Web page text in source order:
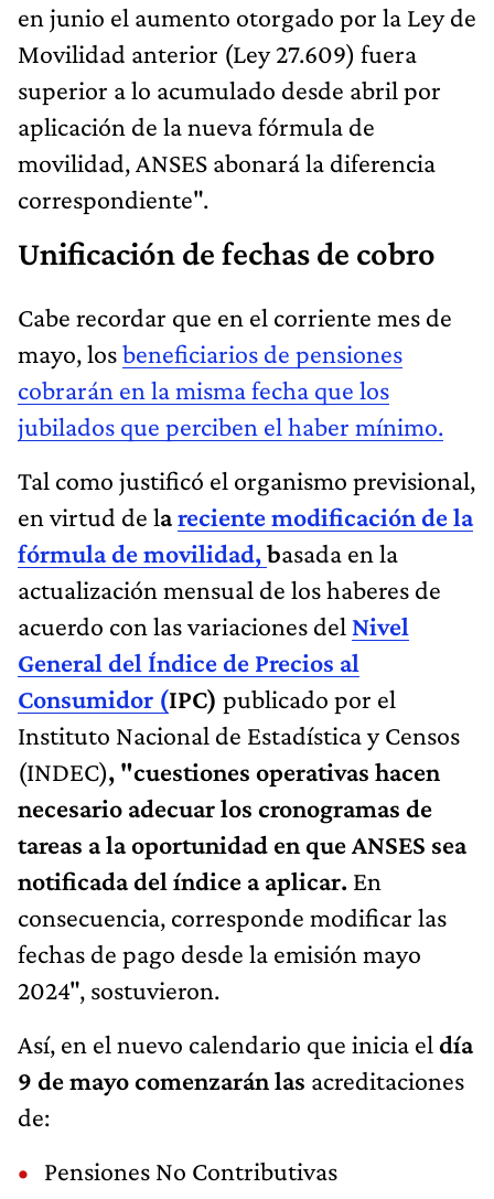
en junio el aumento otorgado por la Ley de
Movilidad anterior (Ley 27.609) fuera
superior a lo acumulado desde abril por
aplicación de la nueva fórmula de
movilidad, ANSES abonará la diferencia
correspondiente".
Unificación de fechas de cobro
Cabe recordar que en el corriente mes de
mayo, losbeneficiarios de pensiones
cobrarán en la misma fecha que los
jubilados que perciben el haber mínimo.
Tal como justificó el organismo previsional,
en virtud de lareciente modificación de la
fórmula de movilidad,basada en la
actualización mensual de los haberes de
acuerdo con las variaciones del Nivel
General del Índice de Precios al
Consumidor (IPC) publicado por el
Instituto Nacional de Estadística y Censos
(INDEC), "cuestiones operativas hacen
necesario adecuar los cronogramas de
tareas a la oportunidad en que ANSES sea
notificada del índice a aplicar. En
consecuencia, corresponde modificar las
fechas de pago desde la emisión mayo
2024", sostuvieron.
Así, en el nuevo calendario que inicia el día
9 de mayo comenzarán las acreditaciones
de:
Pensiones No Contributivas